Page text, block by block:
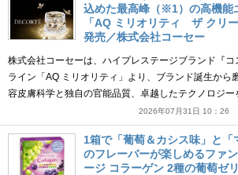
込めた最高峰（※1）の高機能
「AQ ミリオリティ ザ クリ
発売／株式会社コーセー
株式会社コーセーは、ハイプレステージブランド『
ライン「AQ ミリオリティ」より、ブランド誕生から
容皮膚科学と独自の官能品質、卓越したテクノロジ
2026年07月31日 10：26
1箱で「葡萄＆カシス味」と「
のフレーバーが楽しめるファ
ージ コラーゲン 2種の葡萄ゼ